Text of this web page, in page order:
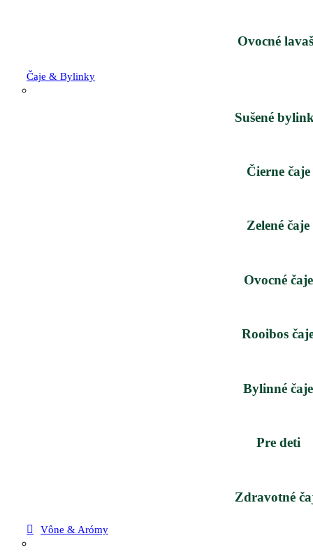
Ovocné
Čaje & Bylinky
Sušené
Čierne čaje
Zelené čaje
Ovocné čaje
Rooibos
Bylinné čaje
Pre deti
Zdravotné
Vône & Arómy